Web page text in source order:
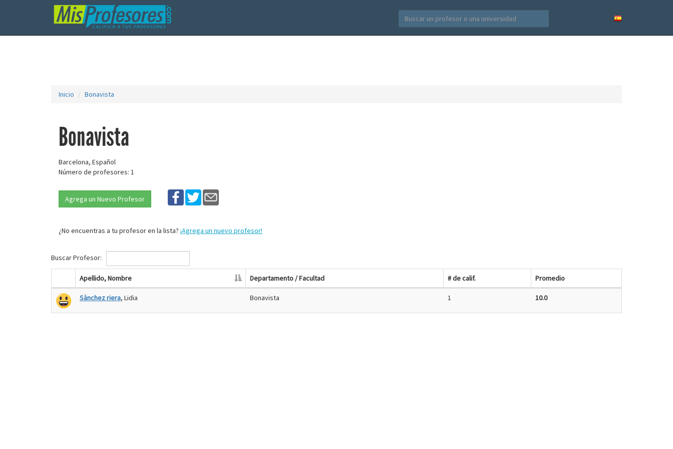
Inicio Bonavista
Bonavista
Barcelona, Español
Número de profesores: 1
Agrega un Nuevo Profesor
¿No encuentras a tu profesor en la lista? ¡Agrega un nuevo profesor!
Buscar Profesor:
Apellido, Nombre Departamento / Facultad # de calif. Promedio
Sànchez riera, Lidia Bonavista 1 10.0